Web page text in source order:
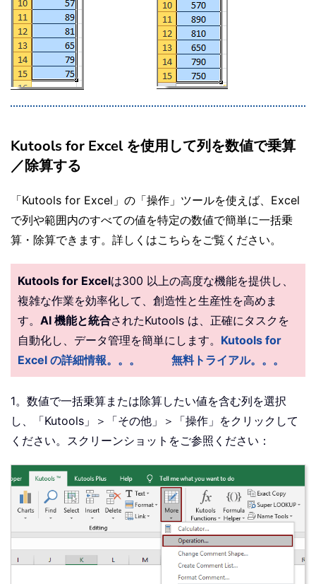
Kutools for Excel を使用して列を数値で乗算
／除算する
「Kutools for Excel」の「操作」ツールを使えば、Excel
で列や範囲内のすべての値を特定の数値で簡単に一括乗
算・除算できます。詳しくはこちらをご覧ください。
Kutools for Excelは300 以上の高度な機能を提供し、
複雑な作業を効率化して、創造性と生産性を高めま
す。 AI 機能と統合されたKutools は、正確にタスクを
自動化し、データ管理を簡単にします。 Kutools for
Excel の詳細情報。。。
無料トライアル。。。
1。数値で一括乗算または除算したい値を含む列を選択
し、「Kutools」＞「その他」＞「操作」をクリックして
ください。スクリーンショットをご参照ください：